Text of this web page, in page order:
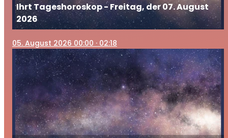
Ihrt Tageshoroskop - Freitag, der 07. August
2026
05. August 2026 00:00 · 02:18